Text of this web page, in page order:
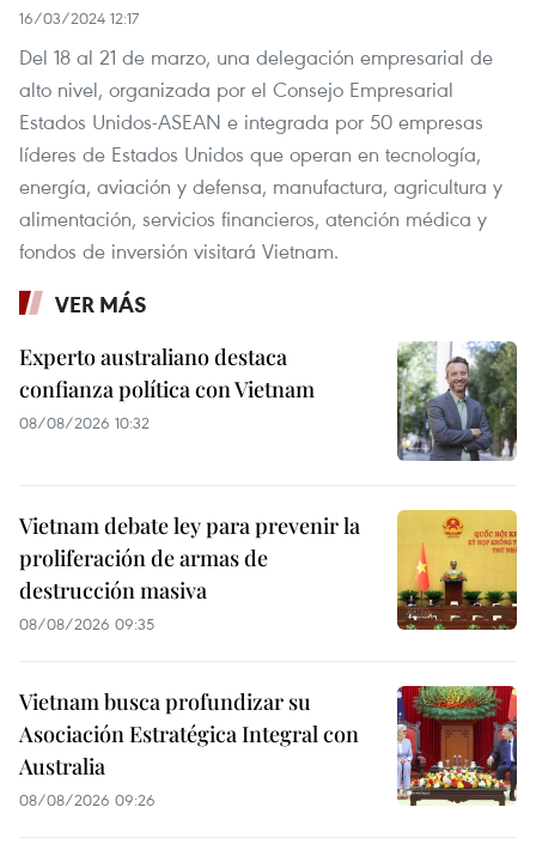
16/03/2024 12:17
Del 18 al 21 de marzo, una delegación empresarial de
alto nivel, organizada por el Consejo Empresarial
Estados Unidos-ASEAN e integrada por 50 empresas
líderes de Estados Unidos que operan en tecnología,
energía, aviación y defensa, manufactura, agricultura y
alimentación, servicios financieros, atención médica y
fondos de inversión visitará Vietnam.
VER MÁS
Experto australiano destaca
confianza política con Vietnam
08/08/2026 10:32
Vietnam debate ley para prevenir la
proliferación de armas de
destrucción masiva
08/08/2026 09:35
Vietnam busca profundizar su
Asociación Estratégica Integral con
Australia
08/08/2026 09:26